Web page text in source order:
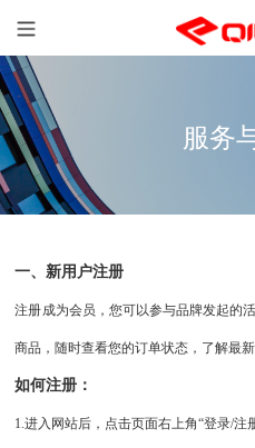
服务
一、新用户注册
注册成为会员，您可以参与品牌发起的
商品，随时查看您的订单状态，了解最新
如何注册：
1.进入网站后，点击页面右上角“登录/注册